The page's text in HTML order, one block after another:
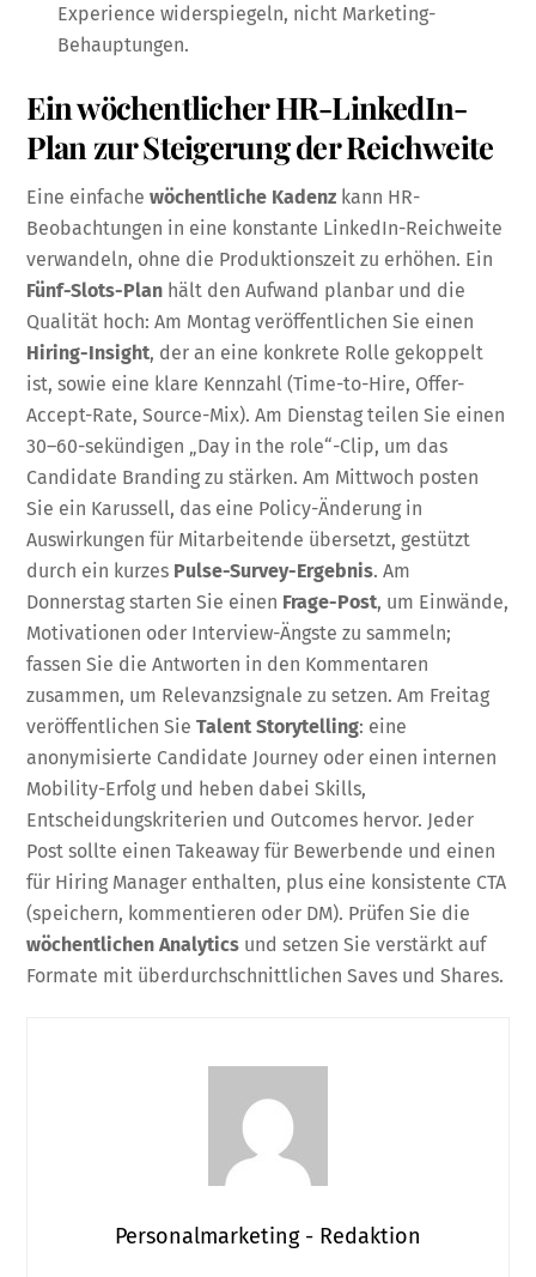
Experience widerspiegeln, nicht Marketing-
Behauptungen.
Ein wöchentlicher HR-LinkedIn-
Plan zur Steigerung der Reichweite
Eine einfachewöchentliche Kadenz kann HR-
Beobachtungen in eine konstante LinkedIn-Reichweite
verwandeln, ohne die Produktionszeit zu erhöhen. Ein
Fünf-Slots-Plan hält den Aufwand planbar und die
Qualität hoch: Am Montag veröffentlichen Sie einen
Hiring-Insight, der an eine konkrete Rolle gekoppelt
ist, sowie eine klare Kennzahl (Time-to-Hire, Offer-
Accept-Rate, Source-Mix). Am Dienstag teilen Sie einen
30–60-sekündigen „Day in the role“-Clip, um das
Candidate Branding zu stärken. Am Mittwoch posten
Sie ein Karussell, das eine Policy-Änderung in
Auswirkungen für Mitarbeitende übersetzt, gestützt
durch ein kurzes Pulse-Survey-Ergebnis. Am
Donnerstag starten Sie einen Frage-Post, um Einwände,
Motivationen oder Interview-Ängste zu sammeln;
fassen Sie die Antworten in den Kommentaren
zusammen, um Relevanzsignale zu setzen. Am Freitag
veröffentlichen SieTalent Storytelling: eine
anonymisierte Candidate Journey oder einen internen
Mobility-Erfolg und heben dabei Skills,
Entscheidungskriterien und Outcomes hervor. Jeder
Post sollte einen Takeaway für Bewerbende und einen
für Hiring Manager enthalten, plus eine konsistente CTA
(speichern, kommentieren oder DM). Prüfen Sie die
wöchentlichen Analytics und setzen Sie verstärkt auf
Formate mit überdurchschnittlichen Saves und Shares.
Personalmarketing - Redaktion